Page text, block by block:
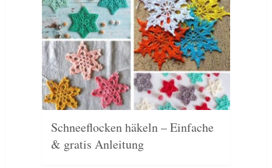
Schneeflocken häkeln – Einfache
& gratis Anleitung